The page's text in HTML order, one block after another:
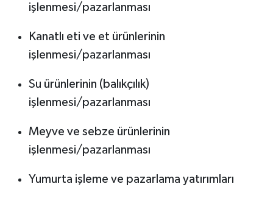
işlenmesi/pazarlanması
Kanatlı eti ve et ürünlerinin
işlenmesi/pazarlanması
Su ürünlerinin (balıkçılık)
işlenmesi/pazarlanması
Meyve ve sebze ürünlerinin
işlenmesi/pazarlanması
Yumurta işleme ve pazarlama yatırımları